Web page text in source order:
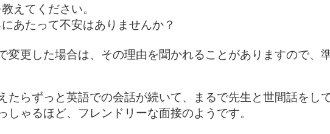
えてください。
あたって不安はありませんか？
変更した場合は、その理由を聞かれることがありますので、
たらずっと英語での会話が続いて、まるで先生と世間話をし
しゃるほど、フレンドリーな面接のようです。